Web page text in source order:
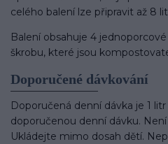
celého balení lze připravit až 8
Balení obsahuje 4
škrobu, které jsou
Doporučené dávkování
Doporučená denní dávka je 1
doporučenou denní dávku.
Ukládejte mimo dosah dětí.